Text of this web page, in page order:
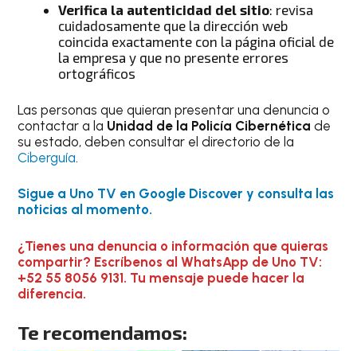
Verifica la autenticidad del sitio: revisa
cuidadosamente que la dirección web
coincida exactamente con la página oficial de
la empresa y que no presente errores
ortográficos
Las personas que quieran presentar una denuncia o
contactar a la Unidad de la Policía Cibernética de
su estado, deben consultar el directorio de la
Ciberguía.
Sigue a Uno TV en Google Discover y consulta las
noticias al momento.
¿Tienes una denuncia o información que quieras
compartir? Escríbenos al WhatsApp de Uno TV:
+52 55 8056 9131. Tu mensaje puede hacer la
diferencia.
Te recomendamos: